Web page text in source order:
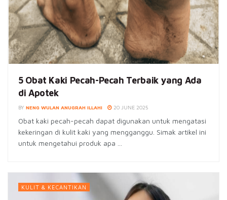
5 Obat Kaki Pecah-Pecah Terbaik yang Ada
di Apotek
BY NENG WULAN ANUGRAH ILLAHI 20 JUNE 2025
Obat kaki pecah-pecah dapat digunakan untuk mengatasi
kekeringan di kulit kaki yang mengganggu. Simak artikel ini
untuk mengetahui produk apa ...
KULIT & KECANTIKAN